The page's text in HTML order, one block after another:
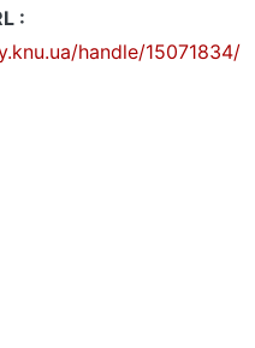
:
handle/15071834/